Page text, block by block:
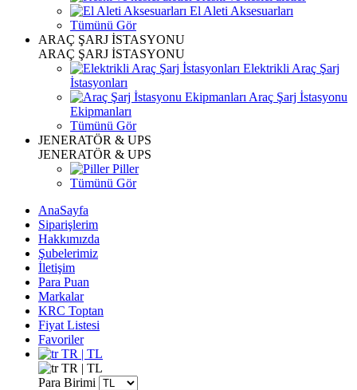
El Aleti Aksesuarları
Tümünü Gör
ARAÇ ŞARJ İSTASYONU
ARAÇ ŞARJ İSTASYONU
Elektrikli Araç Şarj
İstasyonları
Araç Şarj İstasyonu
Ekipmanları
Tümünü Gör
JENERATÖR & UPS
JENERATÖR & UPS
Piller
Tümünü Gör
AnaSayfa
Siparişlerim
Hakkımızda
Şubelerimiz
İletişim
Para Puan
Markalar
KRC Toptan
Fiyat Listesi
Favoriler
TR | TL
TR | TL
Para Birimi